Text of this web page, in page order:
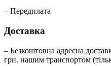
– Передплата
Доставка
– Безкоштовна адресна
грн. нашим транспортом